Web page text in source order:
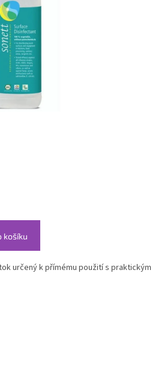
košíku
určený k přímému použití s praktickým